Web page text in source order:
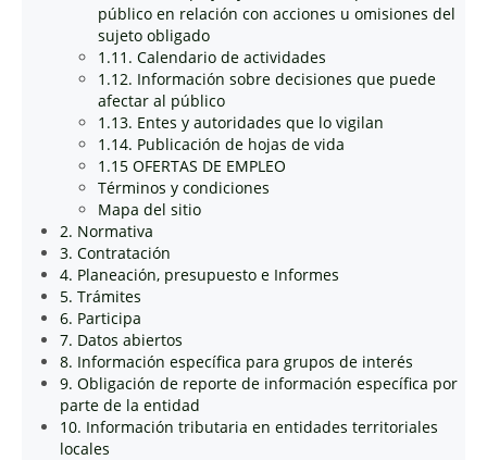
público en relación con acciones u omisiones del
sujeto obligado
1.11. Calendario de actividades
1.12. Información sobre decisiones que puede
afectar al público
1.13. Entes y autoridades que lo vigilan
1.14. Publicación de hojas de vida
1.15 OFERTAS DE EMPLEO
Términos y condiciones
Mapa del sitio
2. Normativa
3. Contratación
4. Planeación, presupuesto e Informes
5. Trámites
6. Participa
7. Datos abiertos
8. Información específica para grupos de interés
9. Obligación de reporte de información específica por
parte de la entidad
10. Información tributaria en entidades territoriales
locales